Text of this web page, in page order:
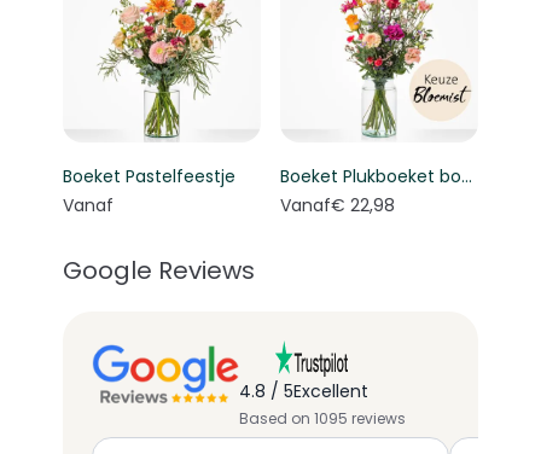
Boeket Pastelfeestje
Vanaf
Boeket Plukboeket bont - Keuze bloemist
Vanaf€ 22,98
Google Reviews
4.8 / 5Excellent
Based on 1095 reviews